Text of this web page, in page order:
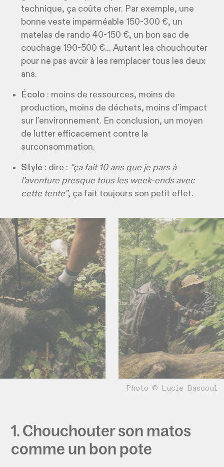
technique, ça coûte cher. Par exemple, une
bonne veste imperméable 150-300 €, un
matelas de rando 40-150 €, un bon sac de
couchage 190-500 €... Autant les chouchouter
pour ne pas avoir à les remplacer tous les deux
ans.
Écolo : moins de ressources, moins de
production, moins de déchets, moins d’impact
sur l’environnement. En conclusion, un moyen
de lutter efficacement contre la
surconsommation.
Stylé : dire : “ça fait 10 ans que je pars à
l’aventure presque tous les week-ends avec
cette tente”, ça fait toujours son petit effet.
Photo © Lucie Bascoul
1. Chouchouter son matos
comme un bon pote